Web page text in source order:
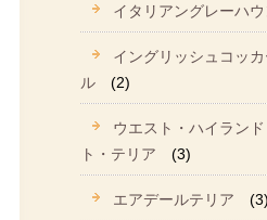
イタリアングレーハウ
イングリッシュコッ
ル
(2)
ウエスト・ハイラン
ト・テリア
(3)
エアデールテリア (3)